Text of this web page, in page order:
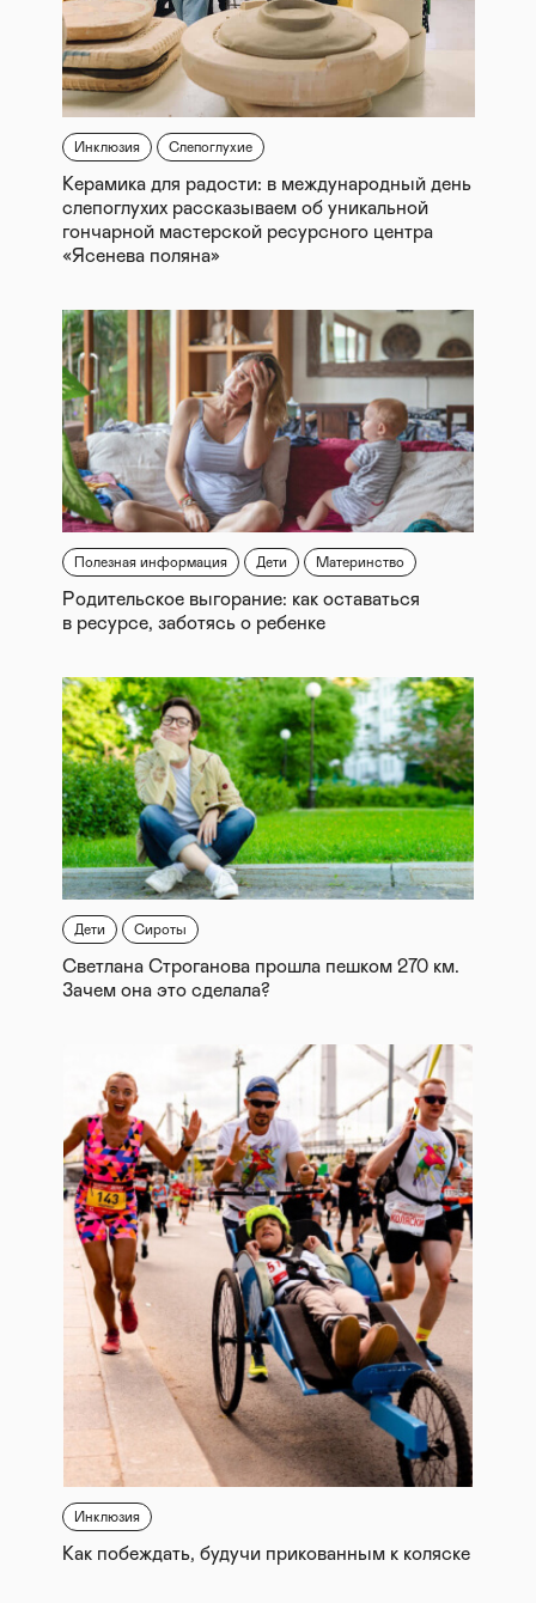
Инклюзия Слепоглухие
Керамика для радости: в международный день
слепоглухих рассказываем об уникальной
гончарной мастерской ресурсного центра
«Ясенева поляна»
Полезная информация Дети Материнство
Родительское выгорание: как оставаться
в ресурсе, заботясь о ребенке
Дети Сироты
Светлана Строганова прошла пешком 270 км.
Зачем она это сделала?
Инклюзия
Как побеждать, будучи прикованным к коляске